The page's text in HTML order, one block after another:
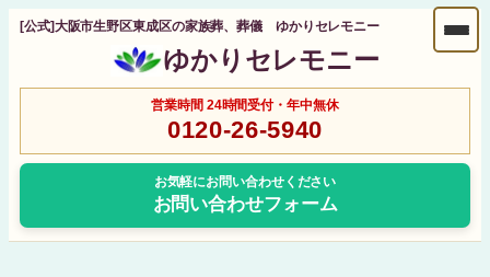
[公式]大阪市生野区東成区の家族葬、葬儀 ゆかりセレモニー
ゆかりセレモニー
営業時間 24時間受付・年中無休
0120-26-5940
お気軽にお問い合わせください
お問い合わせフォーム